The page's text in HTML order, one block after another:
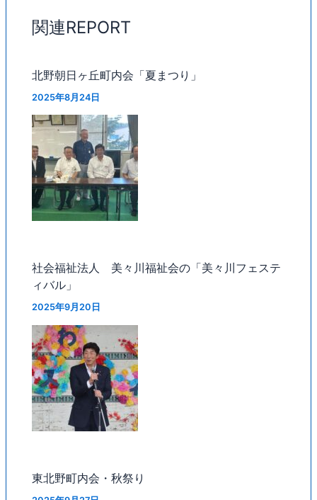
関連REPORT
北野朝日ヶ丘町内会「夏まつり」
2025年8月24日
社会福祉法人 美々川福祉会の「美々川フェステ
ィバル」
2025年9月20日
東北野町内会・秋祭り